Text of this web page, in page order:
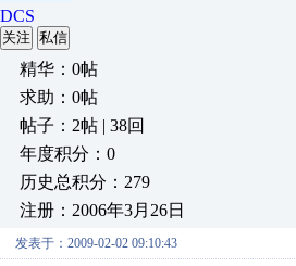
DCS
关注 私信
精华：0帖
求助：0帖
帖子：2帖 | 38回
年度积分：0
历史总积分：279
注册：2006年3月26日
发表于：2009-02-02 09:10:43